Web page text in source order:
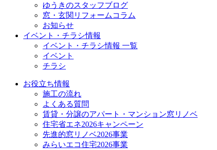
ゆうきのスタッフブログ
窓・玄関リフォームコラム
お知らせ
イベント・チラシ情報
イベント・チラシ情報 一覧
イベント
チラシ
お役立ち情報
施工の流れ
よくある質問
賃貸・分譲のアパート・マンション窓リノベ
住宅省エネ2026キャンペーン
先進的窓リノベ2026事業
みらいエコ住宅2026事業